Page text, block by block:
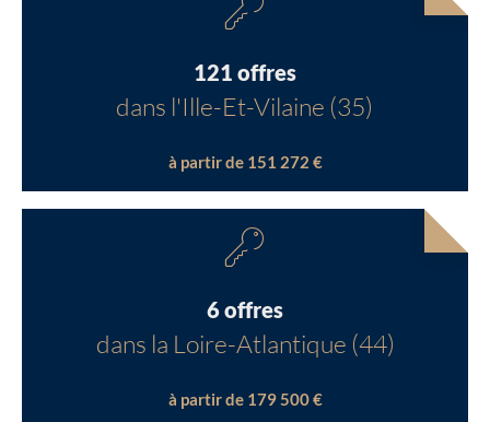
121 offres
dans l'Ille-Et-Vilaine (35)
à partir de 151 272 €
6 offres
dans la Loire-Atlantique (44)
à partir de 179 500 €